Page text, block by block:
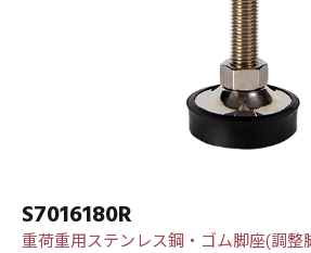
S7016180R
重荷重用ステンレス鋼・ゴム脚座(調整